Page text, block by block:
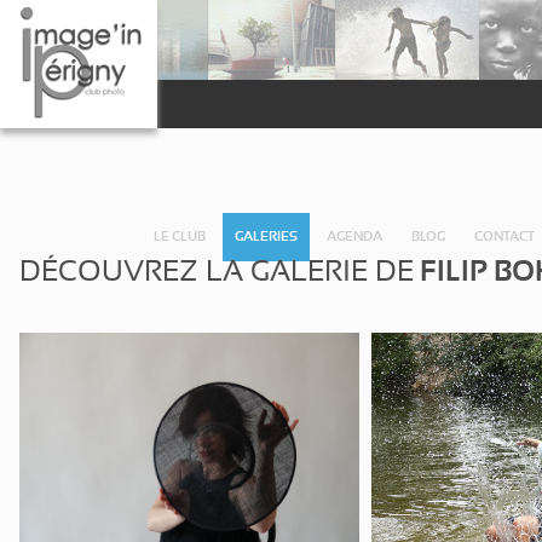
LE CLUB GALERIES AGENDA BLOG CONTACT
DÉCOUVREZ LA GALERIE DE FILIP